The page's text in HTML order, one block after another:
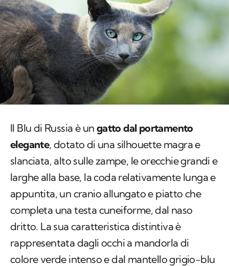
Il Blu di Russia è un gatto dal portamento
elegante, dotato di una silhouette magra e
slanciata, alto sulle zampe, le orecchie grandi e
larghe alla base, la coda relativamente lunga e
appuntita, un cranio allungato e piatto che
completa una testa cuneiforme, dal naso
dritto. La sua caratteristica distintiva è
rappresentata dagli occhi a mandorla di
colore verde intenso e dal mantello grigio-blu